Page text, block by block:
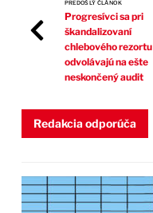
PREDOŠLÝ ČLÁNOK
Progresívci sa pri
škandalizovaní
chlebového rezortu
odvolávajú na ešte
neskončený audit
Redakcia odporúča